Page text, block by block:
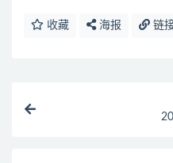
收藏 海报 链